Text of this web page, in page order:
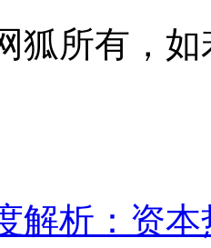
狐所有，
解析：资